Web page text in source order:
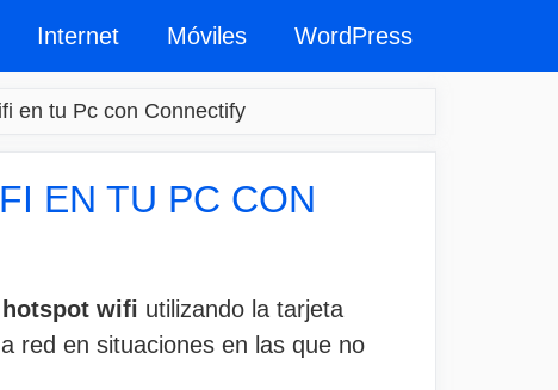
Internet Móviles WordPress
en tu Pc con Connectify
EN TU PC CON
wifi utilizando la tarjeta
red en situaciones en las que no